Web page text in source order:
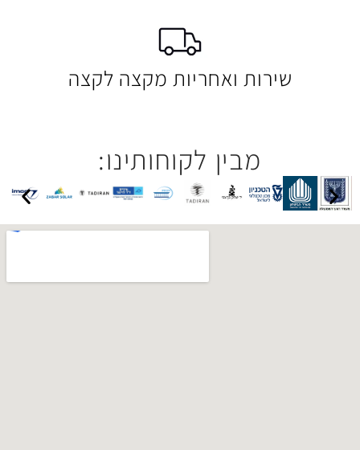
ואחריות מקצה לקצה
לקוחותינו: